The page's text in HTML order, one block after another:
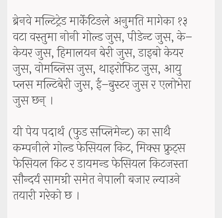
ब्रेनवे मल्टिट्रेड मार्केटिङले अनुमति मागेका १३
वटा वस्तुमा नोनी गोल्ड जुस, पीडेन्ट जुस, के–
केयर जुस, हिमालयन बेरी जुस, डाइबो केयर
जुस, वोमब्लिस जुस, थाइरोफिट जुस, आयु
प्लस मल्टिबेरी जुस, ई–बुस्टर जुस र एलोभेरा
जुस छन् ।
यी पेय पदार्थ (फुड सप्लिमेन्ट) का साथै
कम्पनीले गोल्ड फेसियल किट, मिक्स फ्रुट्स
फेसियल किट र डायमन्ड फेसियल किटजस्ता
सौन्दर्य सामग्री समेत नेपाली बजार ल्याउने
तयारी गरेको छ ।